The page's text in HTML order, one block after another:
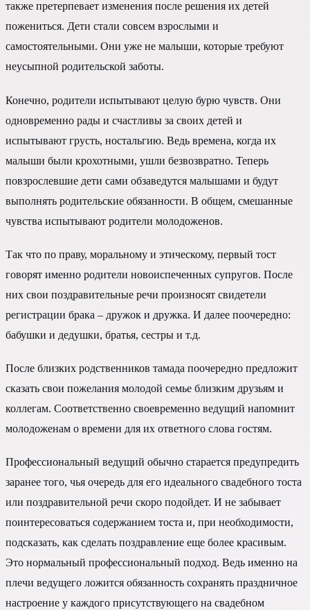
также претерпевает изменения после решения их детей
пожениться. Дети стали совсем взрослыми и
самостоятельными. Они уже не малыши, которые требуют
неусыпной родительской заботы.
Конечно, родители испытывают целую бурю чувств. Они
одновременно рады и счастливы за своих детей и
испытывают грусть, ностальгию. Ведь времена, когда их
малыши были крохотными, ушли безвозвратно. Теперь
повзрослевшие дети сами обзаведутся малышами и будут
выполнять родительские обязанности. В общем, смешанные
чувства испытывают родители молодоженов.
Так что по праву, моральному и этическому, первый тост
говорят именно родители новоиспеченных супругов. После
них свои поздравительные речи произносят свидетели
регистрации брака – дружок и дружка. И далее поочередно:
бабушки и дедушки, братья, сестры и т.д.
После близких родственников тамада поочередно предложит
сказать свои пожелания молодой семье близким друзьям и
коллегам. Соответственно своевременно ведущий напомнит
молодоженам о времени для их ответного слова гостям.
Профессиональный ведущий обычно старается предупредить
заранее того, чья очередь для его идеального свадебного тоста
или поздравительной речи скоро подойдет. И не забывает
поинтересоваться содержанием тоста и, при необходимости,
подсказать, как сделать поздравление еще более красивым.
Это нормальный профессиональный подход. Ведь именно на
плечи ведущего ложится обязанность сохранять праздничное
настроение у каждого присутствующего на свадебном